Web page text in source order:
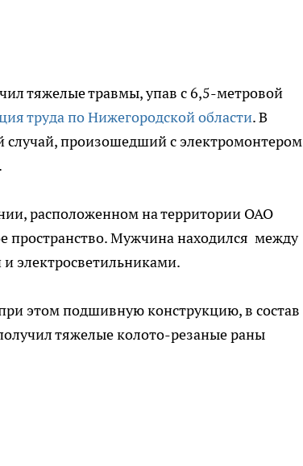
тяжелые травмы, упав с 6,5-метровой
труда по Нижегородской области. В
случай, произошедший с электромонтером
расположенном на территории ОАО
пространство. Мужчина находился между
электросветильниками.
этом подшивную конструкцию, в состав
тяжелые колото-резаные раны